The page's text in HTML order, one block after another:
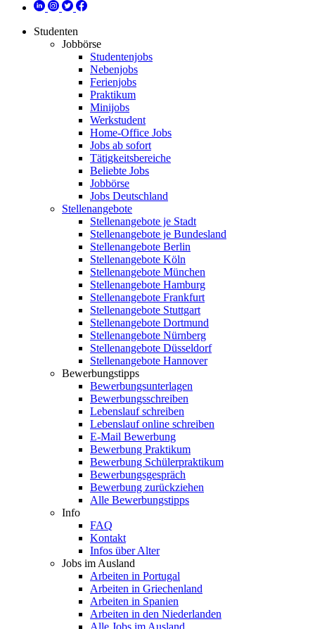
Studenten
Jobbörse
Studentenjobs
Nebenjobs
Ferienjobs
Praktikum
Minijobs
Werkstudent
Home-Office Jobs
Jobs ab sofort
Tätigkeitsbereiche
Beliebte Jobs
Jobbörse
Jobs Deutschland
Stellenangebote
Stellenangebote je Stadt
Stellenangebote je Bundesland
Stellenangebote Berlin
Stellenangebote Köln
Stellenangebote München
Stellenangebote Hamburg
Stellenangebote Frankfurt
Stellenangebote Stuttgart
Stellenangebote Dortmund
Stellenangebote Nürnberg
Stellenangebote Düsseldorf
Stellenangebote Hannover
Bewerbungstipps
Bewerbungsunterlagen
Bewerbungsschreiben
Lebenslauf schreiben
Lebenslauf online schreiben
E-Mail Bewerbung
Bewerbung Praktikum
Bewerbung Schülerpraktikum
Bewerbungsgespräch
Bewerbung zurückziehen
Alle Bewerbungstipps
Info
FAQ
Kontakt
Infos über Alter
Jobs im Ausland
Arbeiten in Portugal
Arbeiten in Griechenland
Arbeiten in Spanien
Arbeiten in den Niederlanden
Alle Jobs im Ausland